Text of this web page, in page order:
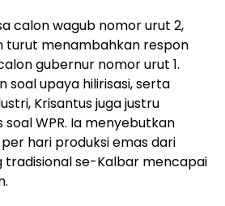
calon wagub nomor urut 2,
turut menambahkan respon
gubernur nomor urut 1.
soal upaya hilirisasi, serta
Krisantus juga justru
WPR. Ia menyebutkan
hari produksi emas dari
se-Kalbar mencapai